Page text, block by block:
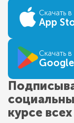
Скачать в
App
Скачать в
курсе